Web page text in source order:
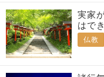
実家
はで
仏教